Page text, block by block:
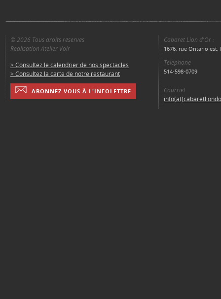
© 2026 Tous droits réservés
Réalisation Atelier Voir
> Consultez le calendrier de nos spectacles
> Consultez la carte de notre restaurant
ABONNEZ VOUS À L'INFOLETTRE
Cabaret Lion d'Or :
1676, rue Ontario est,
Téléphone
514-598-0709
Courriel